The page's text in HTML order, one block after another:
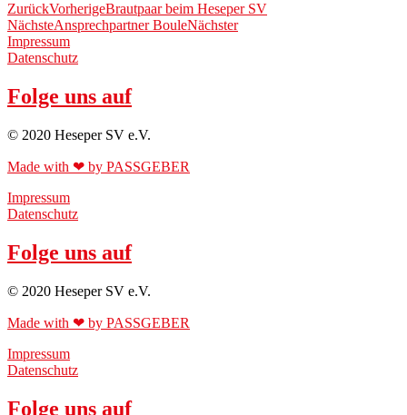
ZurückVorherigeBrautpaar beim Heseper SV
NächsteAnsprechpartner BouleNächster
Impressum
Datenschutz
Folge uns auf
© 2020 Heseper SV e.V.
Made with ❤ by PASSGEBER
Impressum
Datenschutz
Folge uns auf
© 2020 Heseper SV e.V.
Made with ❤ by PASSGEBER
Impressum
Datenschutz
Folge uns auf